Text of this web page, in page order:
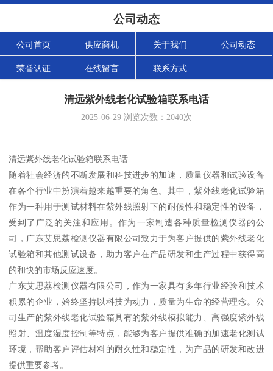
公司动态
公司首页 供应商机 关于我们 公司动态
荣誉认证 在线留言 联系方式
清远紫外线老化试验箱联系电话
2025-06-29 浏览次数： 2040次
清远紫外线老化试验箱联系电话
随着社会经济的不断发展和科技进步的加速，质量仪器和试验设备
在各个行业中扮演着越来越重要的角色。其中，紫外线老化试验箱
作为一种用于测试材料在紫外线照射下的耐候性和稳定性的设备，
受到了广泛的关注和应用。作为一家制造各种质量检测仪器的公
司，广东艾思荔检测仪器有限公司致力于为客户提供的紫外线老化
试验箱和其他测试设备，助力客户在产品研发和生产过程中获得高
的和快的市场反应速度。
广东艾思荔检测仪器有限公司，作为一家具有多年行业经验和技术
积累的企业，始终坚持以科技为动力，质量为生命的经营理念。公
司生产的紫外线老化试验箱具有的紫外线模拟能力、高强度紫外线
照射、温度湿度控制等特点，能够为客户提供准确的加速老化测试
环境，帮助客户评估材料的耐久性和稳定性，为产品的研发和改进
提供重要参考。